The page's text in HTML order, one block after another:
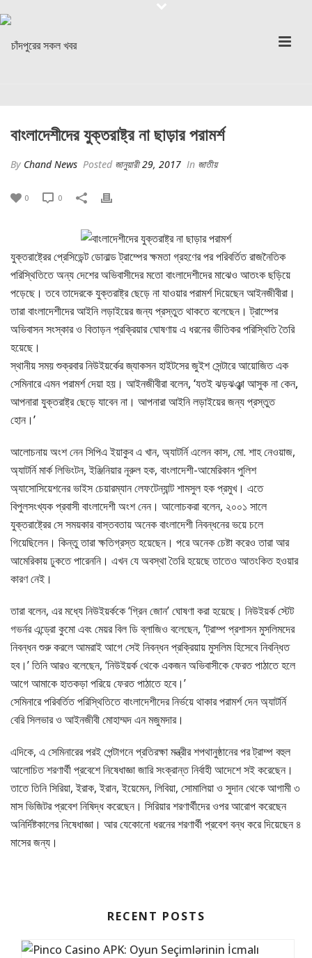
বাংলাদেশীদের যুক্তরাষ্ট্র না ছাড়ার পরামর্শ
By Chand News Posted জানুয়ারী 29, 2017 In জাতীয়
0 0
যুক্তরাষ্ট্রের প্রেসিডেন্ট ডোনাল্ড ট্রাম্পের ক্ষমতা গ্রহণের পর পরিবর্তিত রাজনৈতিক
পরিস্থিতিতে অন্য দেশের অভিবাসীদের মতো বাংলাদেশীদের মাঝেও আতংক ছড়িয়ে
পড়েছে। তবে তাদেরকে যুক্তরাষ্ট্র ছেড়ে না যাওয়ার পরামর্শ দিয়েছেন আইনজীবীরা।
তারা বাংলাদেশীদের আইনি লড়াইয়ের জন্য প্রস্তুত থাকতে বলেছেন। ট্রাম্পের
অভিবাসন সংস্কার ও বিতাড়ন প্রক্রিয়ার ঘোষণায় এ ধরনের ভীতিকর পরিস্থিতি তৈরি
হয়েছে।
স্থানীয় সময় শুক্রবার নিউইয়র্কের জ্যাকসন হাইটসের জুইশ সেন্টারে আয়োজিত এক
সেমিনারে এমন পরামর্শ দেয়া হয়। আইনজীবীরা বলেন, ‘যতই ঝড়ঝঞ্ঝা আসুক না কেন,
আপনারা যুক্তরাষ্ট্র ছেড়ে যাবেন না। আপনারা আইনি লড়াইয়ের জন্য প্রস্তুত
হোন।’
আলোচনায় অংশ নেন সিপিএ ইয়াকুব এ খান, অ্যাটর্নি এলেন কাস, মো. শাহ নেওয়াজ,
অ্যাটর্নি মার্ক লিভিংটন, ইঞ্জিনিয়ার নূরুল হক, বাংলাদেশী-আমেরিকান পুলিশ
অ্যাসোসিয়েশনের ভাইস চেয়ারম্যান লেফটেন্যান্ট শামসুল হক প্রমুখ। এতে
বিপুলসংখ্যক প্রবাসী বাংলাদেশী অংশ নেন। আলোচকরা বলেন, ২০০১ সালে
যুক্তরাষ্ট্রের সে সময়কার বাস্তবতায় অনেক বাংলাদেশী নিবন্ধনের ভয়ে চলে
গিয়েছিলেন। কিন্তু তারা ক্ষতিগ্রস্ত হয়েছেন। পরে অনেক চেষ্টা করেও তারা আর
আমেরিকায় ঢুকতে পারেননি। এখন যে অবস্থা তৈরি হয়েছে তাতেও আতংকিত হওয়ার
কারণ নেই।
তারা বলেন, এর মধ্যে নিউইয়র্ককে ‘গ্রিন জোন’ ঘোষণা করা হয়েছে। নিউইয়র্ক স্টেট
গভর্নর এন্ড্রো কুমো এবং মেয়র বিল ডি ব্লাজিও বলেছেন, ‘ট্রাম্প প্রশাসন মুসলিমদের
নিবন্ধন শুরু করলে আমরাই আগে সেই নিবন্ধন প্রক্রিয়ায় মুসলিম হিসেবে নিবন্ধিত
হব।’ তিনি আরও বলেছেন, ‘নিউইয়র্ক থেকে একজন অভিবাসীকে ফেরত পাঠাতে হলে
আগে আমাকে হাতকড়া পরিয়ে ফেরত পাঠাতে হবে।’
সেমিনারে পরিবর্তিত পরিস্থিতিতে বাংলাদেশীদের নির্ভয়ে থাকার পরামর্শ দেন অ্যাটর্নি
বেরি সিলভার ও আইনজীবী মোহাম্মদ এন মজুমদার।
এদিকে, এ সেমিনারের পরই পেন্টাগনে প্রতিরক্ষা মন্ত্রীর শপথানুষ্ঠানের পর ট্রাম্প বহুল
আলোচিত শরণার্থী প্রবেশে নিষেধাজ্ঞা জারি সংক্রান্ত নির্বাহী আদেশে সই করেছেন।
তাতে তিনি সিরিয়া, ইরাক, ইরান, ইয়েমেন, লিবিয়া, সোমালিয়া ও সুদান থেকে আগামী ৩
মাস ভিজিটর প্রবেশ নিষিদ্ধ করেছেন। সিরিয়ার শরণার্থীদের ওপর আরোপ করেছেন
অনির্দিষ্টকালের নিষেধাজ্ঞা। আর যেকোনো ধরনের শরণার্থী প্রবেশ বন্ধ করে দিয়েছেন ৪
মাসের জন্য।
RECENT POSTS